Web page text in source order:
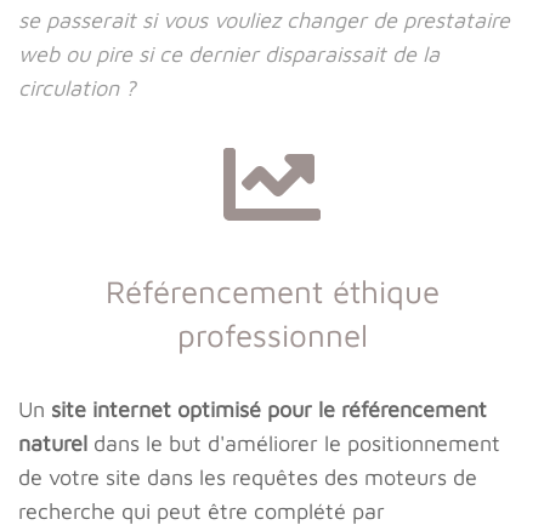
se passerait si vous vouliez changer de prestataire
web ou pire si ce dernier disparaissait de la
circulation ?
Référencement éthique
professionnel
Un site internet optimisé pour le référencement
naturel dans le but d'améliorer le positionnement
de votre site dans les requêtes des moteurs de
recherche qui peut être complété par